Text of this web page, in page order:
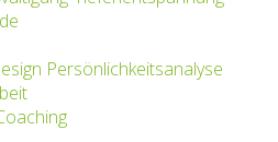
Persönlichkeitsanalyse